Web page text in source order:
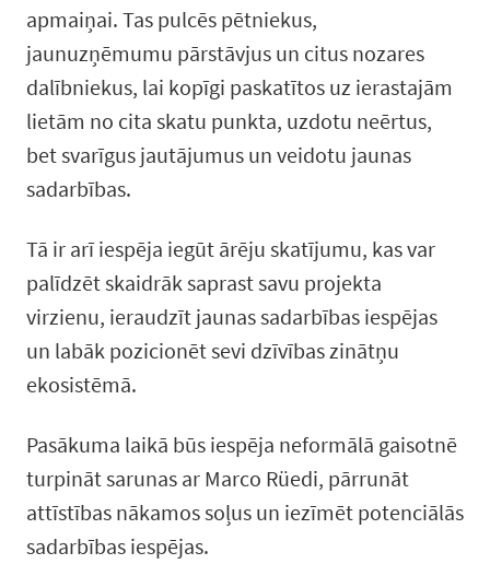
apmaiņai. Tas pulcēs pētniekus,
jaunuzņēmumu pārstāvjus un citus nozares
dalībniekus, lai kopīgi paskatītos uz ierastajām
lietām no cita skatu punkta, uzdotu neērtus,
bet svarīgus jautājumus un veidotu jaunas
sadarbības.
Tā ir arī iespēja iegūt ārēju skatījumu, kas var
palīdzēt skaidrāk saprast savu projekta
virzienu, ieraudzīt jaunas sadarbības iespējas
un labāk pozicionēt sevi dzīvības zinātņu
ekosistēmā.
Pasākuma laikā būs iespēja neformālā gaisotnē
turpināt sarunas ar Marco Rüedi, pārrunāt
attīstības nākamos soļus un iezīmēt potenciālās
sadarbības iespējas.